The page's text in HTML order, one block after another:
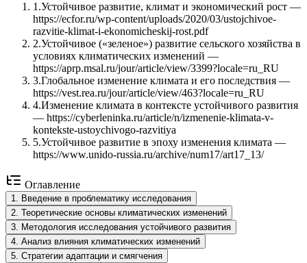
1 .Устойчивое развитие, климат и экономический рост —
https://ecfor.ru/wp-content/uploads/2020/03/ustojchivoe-
razvitie-klimat-i-ekonomicheskij-rost.pdf
2.Устойчивое («зеленое») развитие сельского хозяйства в
условиях климатических изменений —
https://aprp.msal.ru/jour/article/view/3399?locale=ru_RU
3.Глобальное изменение климата и его последствия —
https://vest.rea.ru/jour/article/view/463?locale=ru_RU
4.Изменение климата в контексте устойчивого развития
— https://cyberleninka.ru/article/n/izmenenie-klimata-v-
kontekste-ustoychivogo-razvitiya
5.Устойчивое развитие в эпоху изменения климата —
https://www.unido-russia.ru/archive/num17/art17_13/
Оглавление
1. Введение в проблематику исследования
2. Теоретические основы климатических изменений
3. Методология исследования устойчивого развития
4. Анализ влияния климатических изменений
5. Стратегии адаптации и смягчения